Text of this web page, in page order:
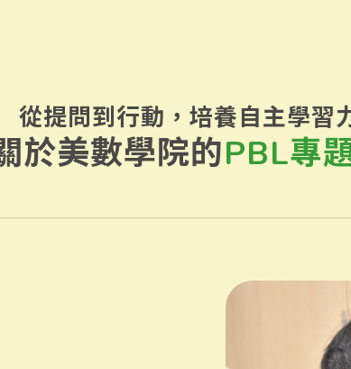
從提問到行動，培養自主學習
於美數學院的PBL專